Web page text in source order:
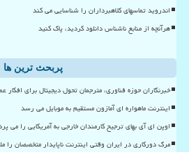
اندروید تماسهای کلاهبرداران را شناسایی می کند
هرآنچه از منابع ناشناس دانلود کردید، پاک کنید
پربحث ترین ها
خبرنگاران حوزه فناوری، مترجمان تحول دیجیتال برای
اینترنت ماهواره ای آمازون مستقیم به موبایل می رسد
اوپن ای آی بهای ترجیح کارمندان خارجی به آمریکایی را می
مرگ دورکاری در ایران وقتی اینترنت ناپایدار متخصصان را